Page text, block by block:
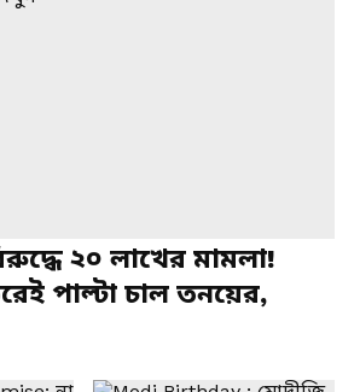
২০ লাখের মামলা!
পাল্টা চাল তনয়ের,